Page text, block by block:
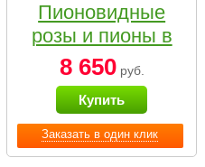
Заказать в один клик
Пионовидные
розы и пионы в
белой коробке
Small
8 650руб.
Купить